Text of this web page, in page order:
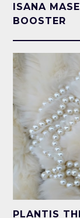
ISANA
BOOSTER
PLANTIS